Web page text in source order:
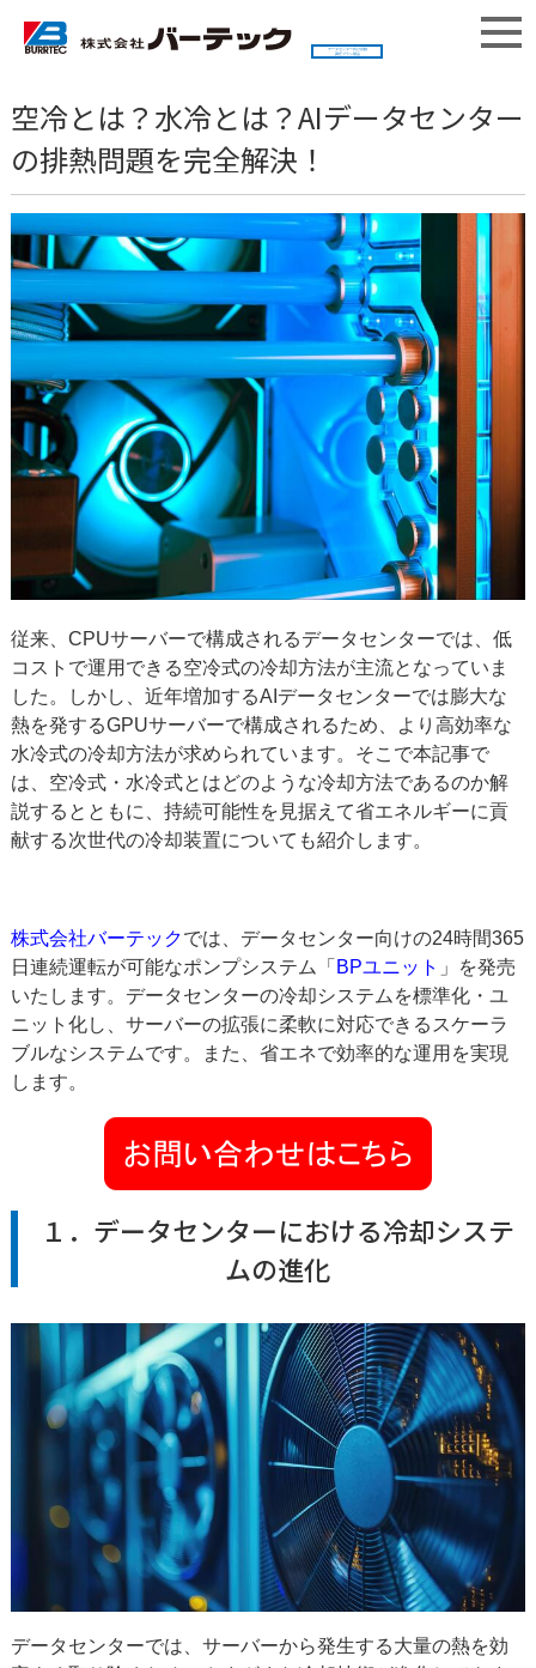
データセンター向け自動
調圧ブラシ製品
空冷とは？水冷とは？AIデータセンター
の排熱問題を完全解決！
従来、CPUサーバーで構成されるデータセンターでは、低
コストで運用できる空冷式の冷却方法が主流となっていま
した。しかし、近年増加するAIデータセンターでは膨大な
熱を発するGPUサーバーで構成されるため、より高効率な
水冷式の冷却方法が求められています。そこで本記事で
は、空冷式・水冷式とはどのような冷却方法であるのか解
説するとともに、持続可能性を見据えて省エネルギーに貢
献する次世代の冷却装置についても紹介します。
株式会社バーテックでは、データセンター向けの24時間365
日連続運転が可能なポンプシステム「 BPユニット 」を発売
いたします。データセンターの冷却システムを標準化・ユ
ニット化し、サーバーの拡張に柔軟に対応できるスケーラ
ブルなシステムです。また、省エネで効率的な運用を実現
します。
１．データセンターにおける冷却システ
ムの進化
データセンターでは、サーバーから発生する大量の熱を効